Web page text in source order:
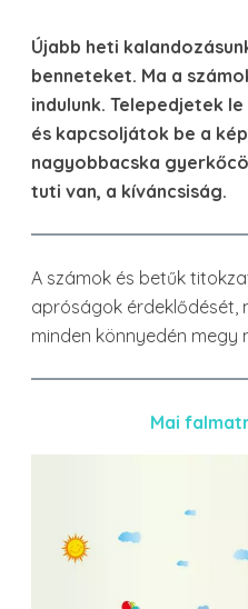
Újabb heti
benneteket. Ma a
indulunk. Telepedjetek
és kapcsoljátok be a
nagyobbacska
tuti van, a kíváncsiság.
A számok és betűk
apróságok érdeklődését,
minden könnyedén megy
Mai